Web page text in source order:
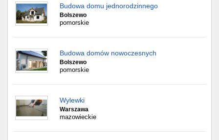
Budowa domu jednorodzinnego
Bolszewo
pomorskie
Budowa domów nowoczesnych
Bolszewo
pomorskie
Wylewki
Warszawa
mazowieckie